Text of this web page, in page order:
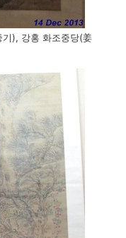
), 강홍 화조중당(姜